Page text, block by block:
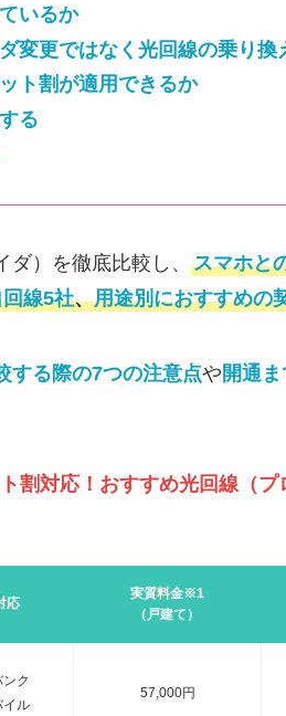
いるか
変更ではなく光回線の乗り換
ト割が適用できるか
る
）を徹底比較し、 スマホと
線5社、用途別におすすめの
する際の7つの注意点や 開通
割対応！おすすめ光回線（プ
応
実質料金※1
（戸建て）
ク
イル
57,000円